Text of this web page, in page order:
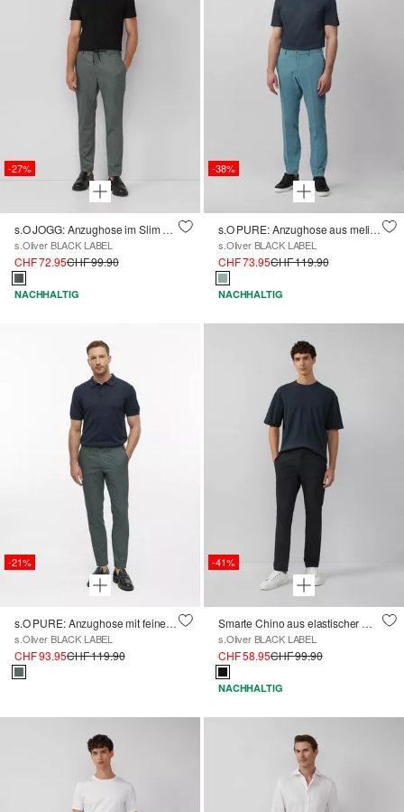
-27%
s.O JOGG: Anzughose im Slim Fit aus fein gemustertem Interlockjersey
s.Oliver BLACK LABEL
CHF 72.95CHF 99.90
NACHHALTIG
-38%
s.O PURE: Anzughose aus meliertem Stretch-Twill
s.Oliver BLACK LABEL
CHF 73.95CHF 119.90
NACHHALTIG
-21%
s.O PURE: Anzughose mit feiner Webstruktur
s.Oliver BLACK LABEL
CHF 93.95CHF 119.90
-41%
Smarte Chino aus elastischer Ware
s.Oliver BLACK LABEL
CHF 58.95CHF 99.90
NACHHALTIG